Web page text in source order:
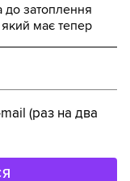
до затоплення
має тепер
(раз на два